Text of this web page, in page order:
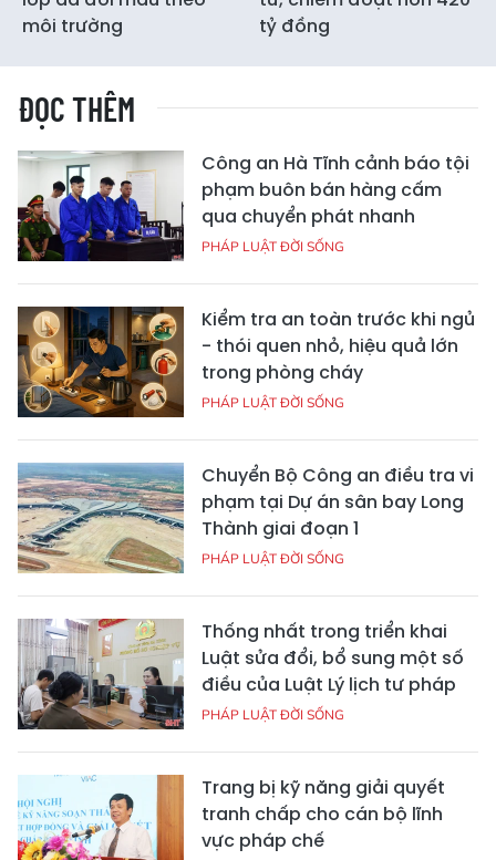
môi trường
tỷ đồng
ĐỌC THÊM
Công an Hà Tĩnh cảnh báo tội
phạm buôn bán hàng cấm
qua chuyển phát nhanh
PHÁP LUẬT ĐỜI SỐNG
Kiểm tra an toàn trước khi ngủ
- thói quen nhỏ, hiệu quả lớn
trong phòng cháy
PHÁP LUẬT ĐỜI SỐNG
Chuyển Bộ Công an điều tra vi
phạm tại Dự án sân bay Long
Thành giai đoạn 1
PHÁP LUẬT ĐỜI SỐNG
Thống nhất trong triển khai
Luật sửa đổi, bổ sung một số
điều của Luật Lý lịch tư pháp
PHÁP LUẬT ĐỜI SỐNG
Trang bị kỹ năng giải quyết
tranh chấp cho cán bộ lĩnh
vực pháp chế